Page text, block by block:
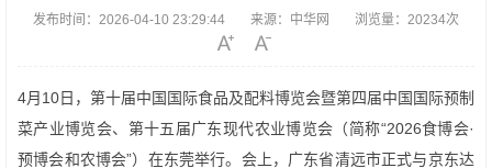
发布时间： 2026-04-10 23:29:44 来源： 中华网 浏览量： 20234次
4月10日，第十届中国国际食品及配料博览会暨第四届中国国际预制
菜产业博览会、第十五届广东现代农业博览会（简称“2026食博会·
预博会和农博会”）在东莞举行。会上，广东省清远市正式与京东达